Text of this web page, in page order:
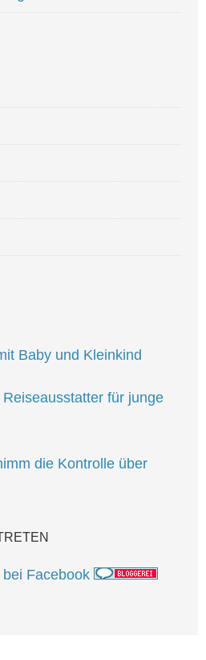
Baby und Kleinkind
für junge
die Kontrolle über